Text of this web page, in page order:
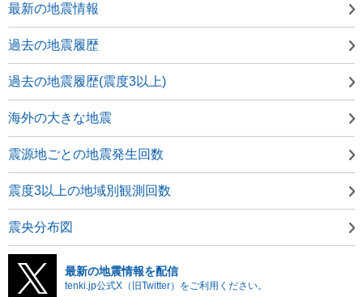
最新の地震情報
過去の地震履歴
過去の地震履歴(震度3以上)
海外の大きな地震
震源地ごとの地震発生回数
震度3以上の地域別観測回数
震央分布図
最新の地震情報を配信
tenki.jp公式X（旧Twitter）をご利用ください。